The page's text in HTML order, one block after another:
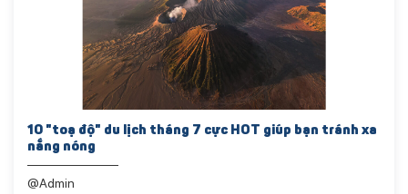
10 "toạ độ" du lịch tháng 7 cực HOT giúp bạn tránh xa
nắng nóng
@Admin